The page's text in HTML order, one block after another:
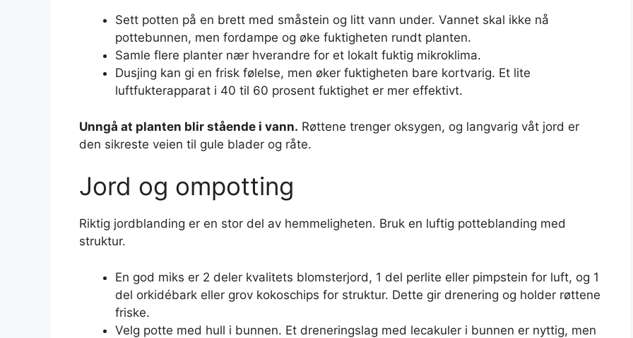
Sett potten på en brett med småstein og litt vann under. Vannet skal ikke nå
pottebunnen, men fordampe og øke fuktigheten rundt planten.
Samle flere planter nær hverandre for et lokalt fuktig mikroklima.
Dusjing kan gi en frisk følelse, men øker fuktigheten bare kortvarig. Et lite
luftfukterapparat i 40 til 60 prosent fuktighet er mer effektivt.
Unngå at planten blir stående i vann. Røttene trenger oksygen, og langvarig våt jord er
den sikreste veien til gule blader og råte.
Jord og ompotting
Riktig jordblanding er en stor del av hemmeligheten. Bruk en luftig potteblanding med
struktur.
En god miks er 2 deler kvalitets blomsterjord, 1 del perlite eller pimpstein for luft, og 1
del orkidébark eller grov kokoschips for struktur. Dette gir drenering og holder røttene
friske.
Velg potte med hull i bunnen. Et dreneringslag med lecakuler i bunnen er nyttig, men